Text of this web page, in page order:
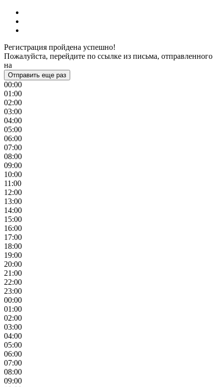
Регистрация пройдена успешно!
Пожалуйста, перейдите по ссылке из письма, отправленного
на
Отправить еще раз
00:00
01:00
02:00
03:00
04:00
05:00
06:00
07:00
08:00
09:00
10:00
11:00
12:00
13:00
14:00
15:00
16:00
17:00
18:00
19:00
20:00
21:00
22:00
23:00
00:00
01:00
02:00
03:00
04:00
05:00
06:00
07:00
08:00
09:00